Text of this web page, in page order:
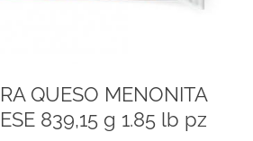
QUESO MENONITA
839,15 g 1.85 lb pz